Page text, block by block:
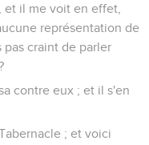
et il me voit en effet,
représentation de
craint de parler
contre eux ; et il s'en
; et voici